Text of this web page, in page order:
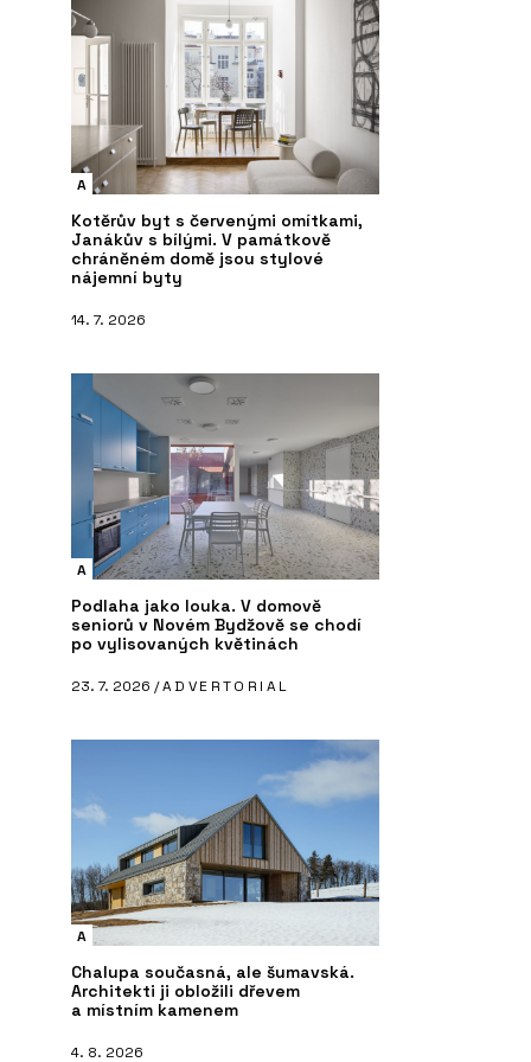
A
Kotěrův byt s červenými omítkami,
Janákův s bílými. V památkově
chráněném domě jsou stylové
nájemní byty
14. 7. 2026
A
Podlaha jako louka. V domově
seniorů v Novém Bydžově se chodí
po vylisovaných květinách
23. 7. 2026 /ADVERTORIAL
A
Chalupa současná, ale šumavská.
Architekti ji obložili dřevem
a místním kamenem
4. 8. 2026